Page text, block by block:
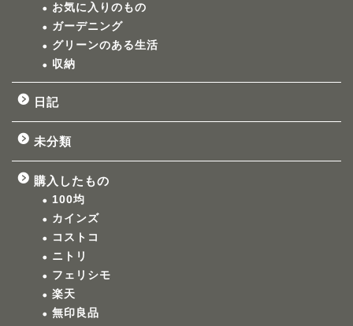
お気に入りのもの
ガーデニング
グリーンのある生活
収納
日記
未分類
購入したもの
100均
カインズ
コストコ
ニトリ
フェリシモ
楽天
無印良品